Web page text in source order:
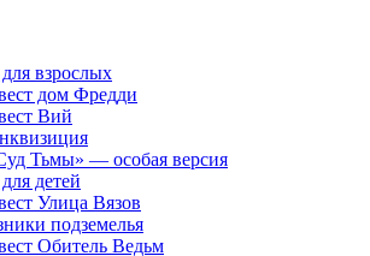
взрослых
дом Фредди
Вий
Тьмы» — особая версия
детей
Улица Вязов
подземелья
Обитель Ведьм